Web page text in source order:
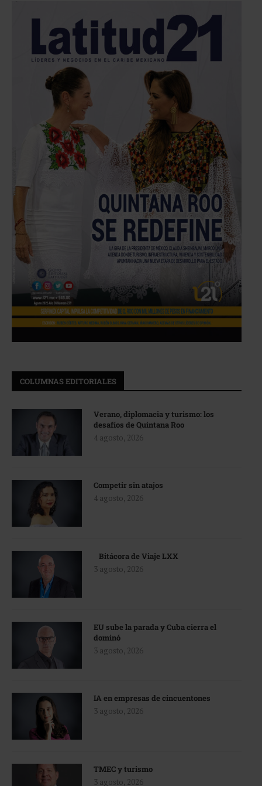
COLUMNAS EDITORIALES
Verano, diplomacia y turismo: los
desafíos de Quintana Roo
4 agosto, 2026
Competir sin atajos
4 agosto, 2026
Bitácora de Viaje LXX
3 agosto, 2026
EU sube la parada y Cuba cierra el
dominó
3 agosto, 2026
IA en empresas de cincuentones
3 agosto, 2026
TMEC y turismo
3 agosto, 2026